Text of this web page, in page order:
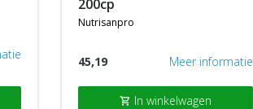
200cp
nutrisanpro
45,19 Meer informatie
shopping_cart In winkelwagen